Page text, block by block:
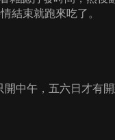
結束就跑來吃了。
開中午，五六日才有開